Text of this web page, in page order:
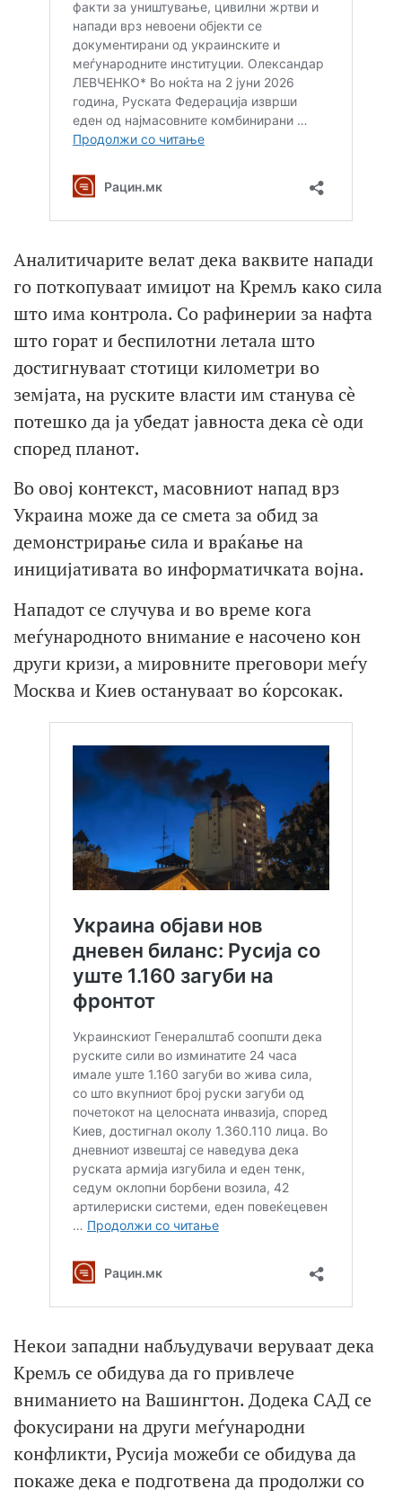
Аналитичарите велат дека ваквите напади
го поткопуваат имиџот на Кремљ како сила
што има контрола. Со рафинерии за нафта
што горат и беспилотни летала што
достигнуваат стотици километри во
земјата, на руските власти им станува сè
потешко да ја убедат јавноста дека сè оди
според планот.
Во овој контекст, масовниот напад врз
Украина може да се смета за обид за
демонстрирање сила и враќање на
иницијативата во информатичката војна.
Нападот се случува и во време кога
меѓународното внимание е насочено кон
други кризи, а мировните преговори меѓу
Москва и Киев остануваат во ќорсокак.
Некои западни набљудувачи веруваат дека
Кремљ се обидува да го привлече
вниманието на Вашингтон. Додека САД се
фокусирани на други меѓународни
конфликти, Русија можеби се обидува да
покаже дека е подготвена да продолжи со